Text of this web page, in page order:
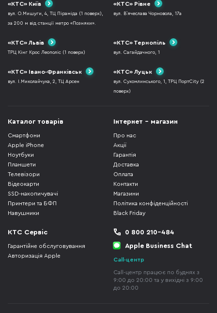
«КТС» Київ
вул. О.Мишуги, 4, ТЦ Піраміда (1 поверх),
за 200 м від станції метро «Позняки».
«КТС» Рівне
вул. В`ячеслава Чорновола, 17а
«КТС» Львів
ТРЦ Кінг Крос Леополіс (1 поверх)
«КТС» Тернопіль
вул. Сагайдачного, 1
«КТС» Івано-Франківськ
вул. І.Миколайчука, 2, ТЦ Арсен
«КТС» Луцьк
вул. Сухомлинського, 1, ТРЦ ПортCity (2
поверх)
Каталог товарів
Смартфони
Apple iPhone
Ноутбуки
Планшети
Телевізори
Відеокарти
SSD-накопичувачі
Принтери та БФП
Навушники
Інтернет - магазин
Про нас
Акції
Гарантія
Доставка
Оплата
Контакти
Магазини
Політика конфіденційності
Black Friday
КТС Сервіс
Гарантійне обслуговування
Авторизація Apple
0 800 210-484
Apple Business Chat
Call-центр
Call-центр працює по буднях з
9:00 до 20:00 та у вихідні з 9:00
до 20:00